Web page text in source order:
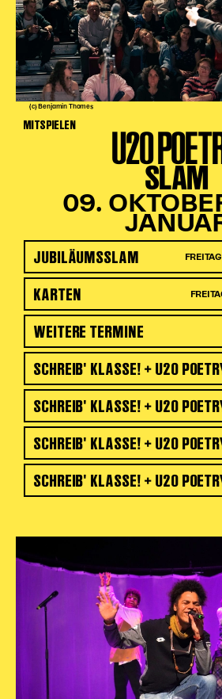
(c) Benjamin Thomes
MITSPIELEN U20
SLAM
09.
JUBILÄUMSSLAM FREITAG
KARTEN
WEITERE TERMINE
SCHREIB' KLASSE! + U20
SCHREIB' KLASSE! + U20
SCHREIB' KLASSE! + U20
SCHREIB' KLASSE! + U20